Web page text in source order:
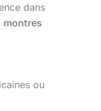
dans
montres
ou